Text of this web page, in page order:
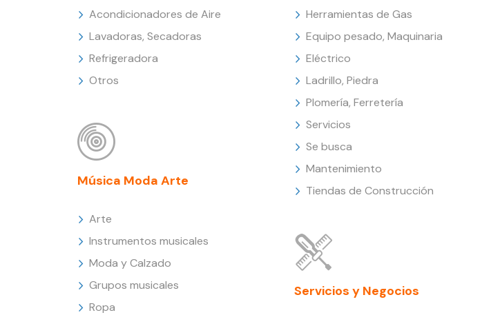
Acondicionadores de Aire
Lavadoras, Secadoras
Refrigeradora
Otros
Música Moda Arte
Arte
Instrumentos musicales
Moda y Calzado
Grupos musicales
Ropa
Herramientas de Gas
Equipo pesado, Maquinaria
Eléctrico
Ladrillo, Piedra
Plomería, Ferretería
Servicios
Se busca
Mantenimiento
Tiendas de Construcción
Servicios y Negocios